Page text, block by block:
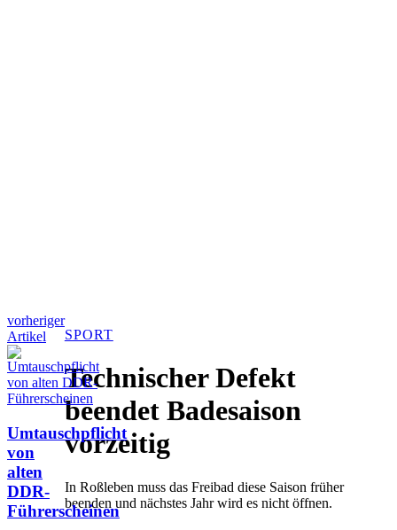
vorheriger
Artikel
Umtauschpflicht
von
alten
DDR-
Führerscheinen
SPORT
Technischer Defekt
beendet Badesaison
vorzeitig
In Roßleben muss das Freibad diese Saison früher
beenden und nächstes Jahr wird es nicht öffnen.